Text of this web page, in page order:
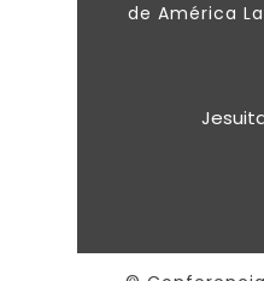
de América